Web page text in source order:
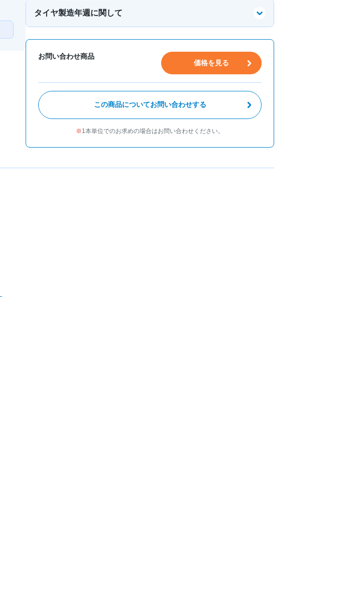
タイヤ製造年週に関して
お問い合わせ商品
価格を見る
この商品についてお問い合わせする
1本単位でのお求めの場合はお問い合わせください。